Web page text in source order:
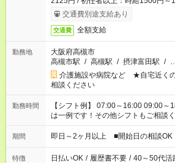
交通費別途支給あり
交通費 全額支給
勤務地
大阪府高槻市
高槻市駅 / 高槻駅 / 摂津富田駅 /
介護施設や病院など ★自宅近く
相談ください
勤務時間
【シフト例】 07:00～16:00 09:00～
は一例です！その他シフトもご相談く
期間 即日～2ヶ月以上 ■開始日の相談OK
特徴 日払いOK / 履歴書不要 / 40～50代活